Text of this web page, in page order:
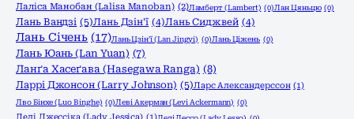
Лаліса Манобан (Lalisa Manoban) (2)Ламберт (Lambert) (0)Лан Цяньцю (0)
Лань Вандзі (5)Лань Дзін'ї (4)Лань Сиджвей (4)
Лань Січень (17)Лань Цзін'ї (Lan Jingyi) (0)Лань Ціжень (0)
Лань Юань (Lan Yuan) (7)
Ланґа Хасеґава (Hasegawa Ranga) (8)
Ларрі Джонсон (Larry Johnson) (5)Ларс Александерссон (1)
Лво Бінхе (Luo Binghe) (0)Леві Акерман (Levi Ackermann) (0)
Леді Джессіка (Lady Jessica) (1)